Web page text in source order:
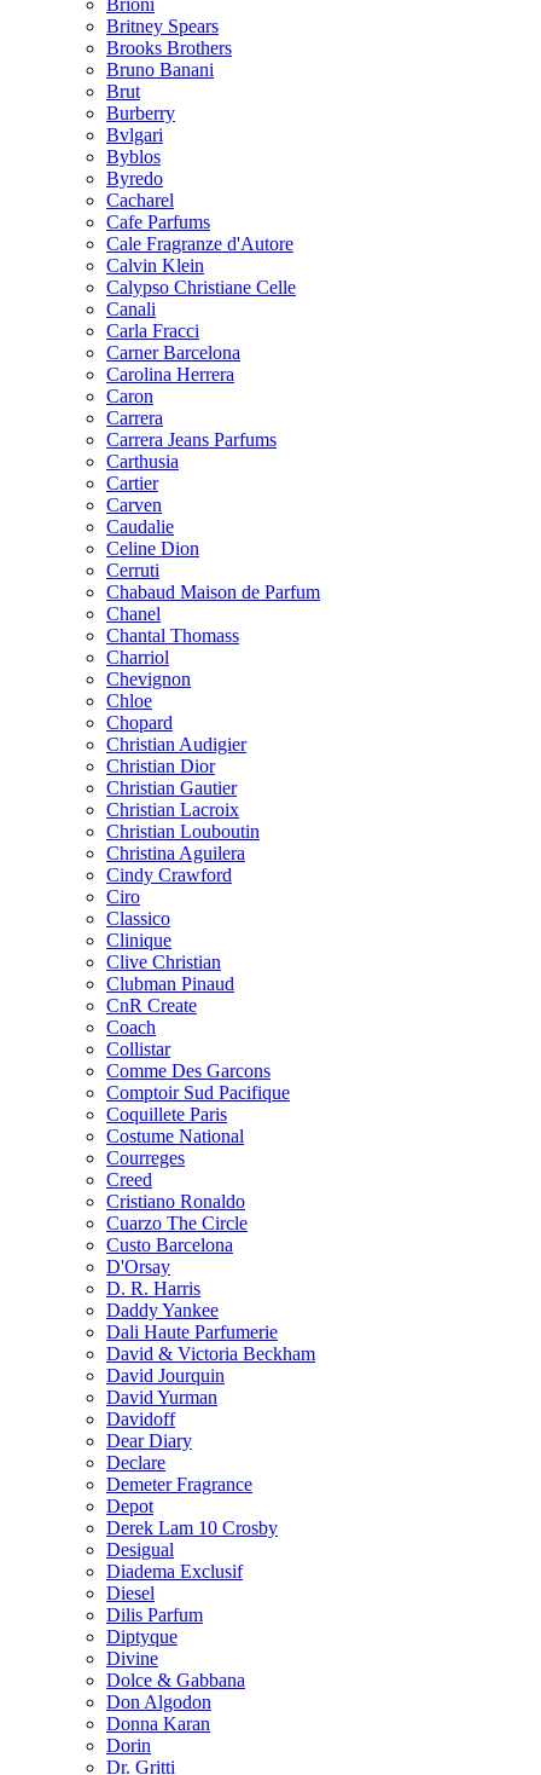
Brioni
Britney Spears
Brooks Brothers
Bruno Banani
Brut
Burberry
Bvlgari
Byblos
Byredo
Cacharel
Cafe Parfums
Cale Fragranze d'Autore
Calvin Klein
Calypso Christiane Celle
Canali
Carla Fracci
Carner Barcelona
Carolina Herrera
Caron
Carrera
Carrera Jeans Parfums
Carthusia
Cartier
Carven
Caudalie
Celine Dion
Cerruti
Chabaud Maison de Parfum
Chanel
Chantal Thomass
Charriol
Chevignon
Chloe
Chopard
Christian Audigier
Christian Dior
Christian Gautier
Christian Lacroix
Christian Louboutin
Christina Aguilera
Cindy Crawford
Ciro
Classico
Clinique
Clive Christian
Clubman Pinaud
CnR Create
Coach
Collistar
Comme Des Garcons
Comptoir Sud Pacifique
Coquillete Paris
Costume National
Courreges
Creed
Cristiano Ronaldo
Cuarzo The Circle
Custo Barcelona
D'Orsay
D. R. Harris
Daddy Yankee
Dali Haute Parfumerie
David & Victoria Beckham
David Jourquin
David Yurman
Davidoff
Dear Diary
Declare
Demeter Fragrance
Depot
Derek Lam 10 Crosby
Desigual
Diadema Exclusif
Diesel
Dilis Parfum
Diptyque
Divine
Dolce & Gabbana
Don Algodon
Donna Karan
Dorin
Dr. Gritti